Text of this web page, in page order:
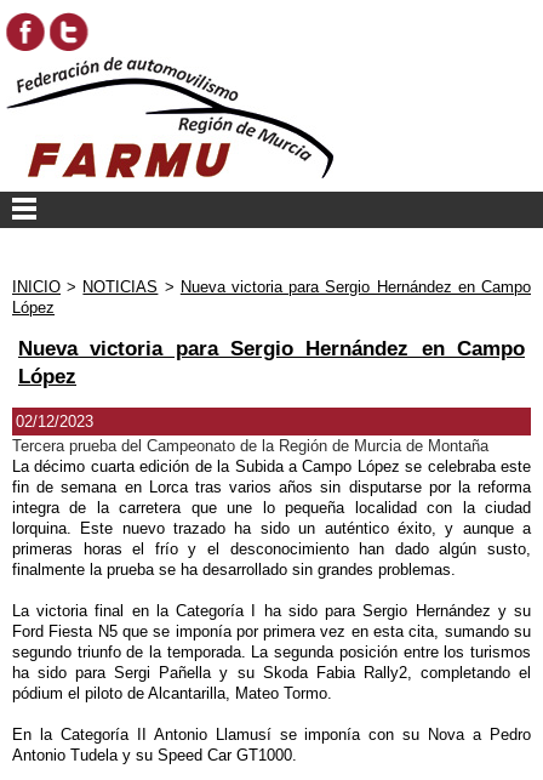
INICIO > NOTICIAS > Nueva victoria para Sergio Hernández en Campo
López
Nueva victoria para Sergio Hernández en Campo
López
02/12/2023
Tercera prueba del Campeonato de la Región de Murcia de Montaña
La décimo cuarta edición de la Subida a Campo López se celebraba este
fin de semana en Lorca tras varios años sin disputarse por la reforma
integra de la carretera que une lo pequeña localidad con la ciudad
lorquina. Este nuevo trazado ha sido un auténtico éxito, y aunque a
primeras horas el frío y el desconocimiento han dado algún susto,
finalmente la prueba se ha desarrollado sin grandes problemas.
La victoria final en la Categoría I ha sido para Sergio Hernández y su
Ford Fiesta N5 que se imponía por primera vez en esta cita, sumando su
segundo triunfo de la temporada. La segunda posición entre los turismos
ha sido para Sergi Pañella y su Skoda Fabia Rally2, completando el
pódium el piloto de Alcantarilla, Mateo Tormo.
En la Categoría II Antonio Llamusí se imponía con su Nova a Pedro
Antonio Tudela y su Speed Car GT1000.